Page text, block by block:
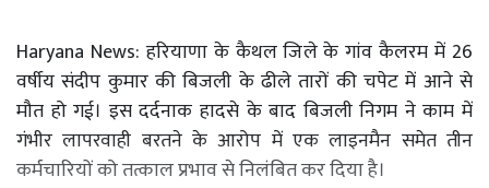
Haryana News: हरियाणा के कैथल जिले के गांव कैलरम में 26
वर्षीय संदीप कुमार की बिजली के ढीले तारों की चपेट में आने से
मौत हो गई। इस दर्दनाक हादसे के बाद बिजली निगम ने काम में
गंभीर लापरवाही बरतने के आरोप में एक लाइनमैन समेत तीन
कर्मचारियों को तत्काल प्रभाव से निलंबित कर दिया है।